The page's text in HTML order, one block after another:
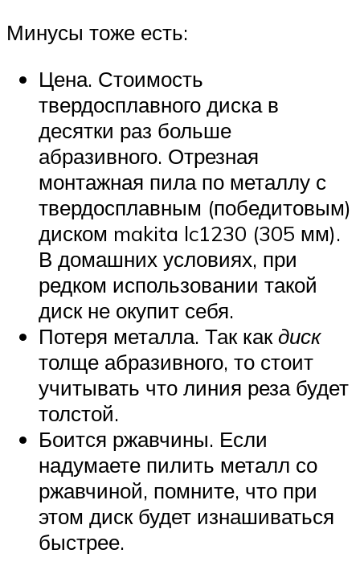
Минусы тоже есть:
Цена. Стоимость
твердосплавного диска в
десятки раз больше
абразивного. Отрезная
монтажная пила по металлу с
твердосплавным (победитовым)
диском makita lc1230 (305 мм).
В домашних условиях, при
редком использовании такой
диск не окупит себя.
Потеря металла. Так какдиск
толще абразивного, то стоит
учитывать что линия реза будет
толстой.
Боится ржавчины. Если
надумаете пилить металл со
ржавчиной, помните, что при
этом диск будет изнашиваться
быстрее.